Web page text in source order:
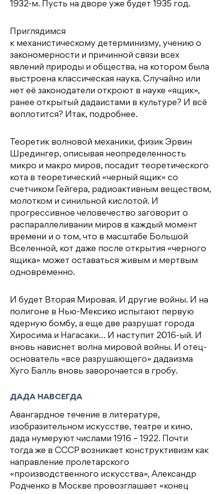
1932-м. Пусть на дворе уже будет 1935 год.
Приглядимся
к механистическому детерминизму, учению о
закономерности и причинной связи всех
явлений природы и общества, на котором была
выстроена классическая наука. Случайно или
нет её законодатели откроют в науке «ящик»,
ранее открытый дадаистами в культуре? И всё
воплотится? Итак, подробнее.
Теоретик волновой механики, физик Эрвин
Шредингер, описывая неопределенность
микро и макро миров, посадит теоретического
кота в теоретический «черный ящик» со
счетчиком Гейгера, радиоактивным веществом,
молотком и синильной кислотой. И
прогрессивное человечество заговорит о
распараллеливании миров в каждый момент
времени и о том, что в масштабе Большой
Вселенной, кот даже после открытия «черного
ящика» может оставаться живым и мертвым
одновременно.
И будет Вторая Мировая. И другие войны. И на
полигоне в Нью-Мексико испытают первую
ядерную бомбу, а еще две разрушат города
Хиросима и Нагасаки… И наступит 2016-ый. И
вновь нависнет волна мировой войны. И отец-
основатель «все разрушающего» дадаизма
Хуго Балль вновь заворочается в гробу.
ДАДА НАВСЕГДА
Авангардное течение в литературе,
изобразительном искусстве, театре и кино,
дада нумеруют числами 1916 – 1922. Почти
тогда же в СССР возникает конструктивизм как
направление пролетарского
«производственного искусства», Александр
Родченко в Москве провозглашает «конец